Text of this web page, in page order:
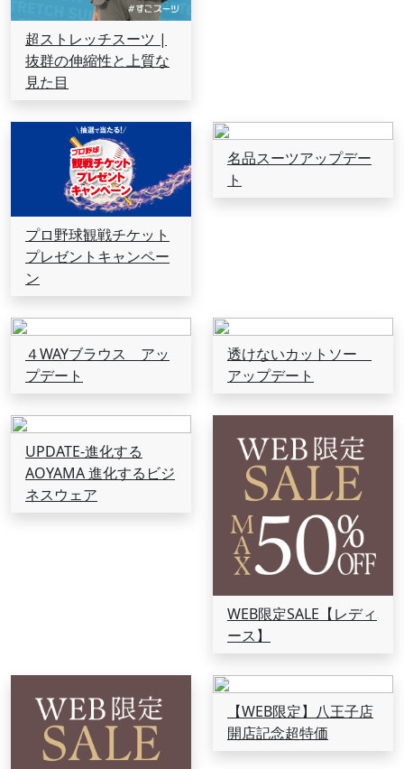
超ストレッチスーツ |
抜群の伸縮性と上質な
見た目
プロ野球観戦チケット
プレゼントキャンペー
ン
名品スーツアップデー
ト
４WAYブラウス アッ
プデート
透けないカットソー
アップデート
UPDATE-進化する
AOYAMA 進化するビジ
ネスウェア
WEB限定SALE【レディ
ース】
【WEB限定】八王子店
開店記念超特価